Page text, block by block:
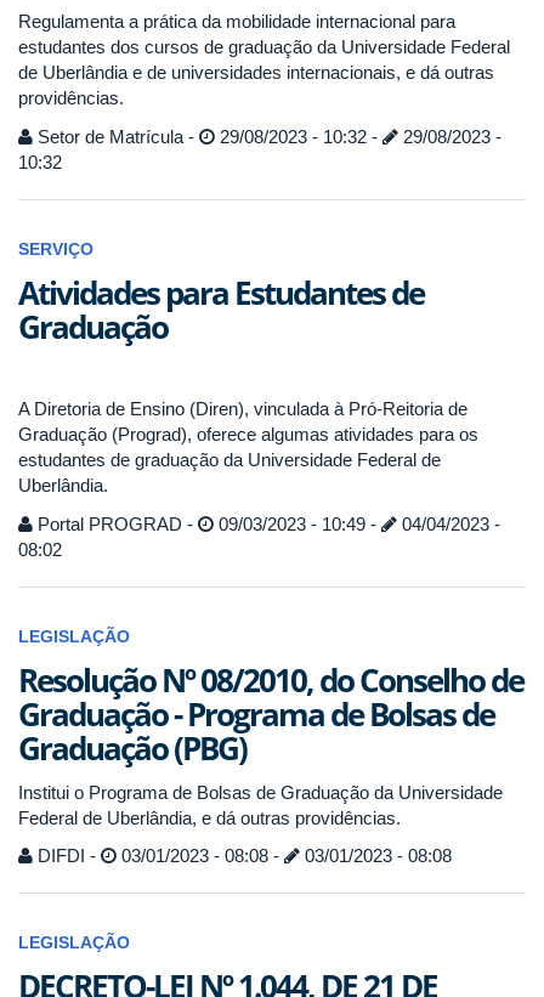
Regulamenta a prática da mobilidade internacional para
estudantes dos cursos de graduação da Universidade Federal
de Uberlândia e de universidades internacionais, e dá outras
providências.
Setor de Matrícula -
29/08/2023 - 10:32 -
29/08/2023 -
10:32
SERVIÇO
Atividades para Estudantes de
Graduação
A Diretoria de Ensino (Diren), vinculada à Pró-Reitoria de
Graduação (Prograd), oferece algumas atividades para os
estudantes de graduação da Universidade Federal de
Uberlândia.
Portal PROGRAD -
09/03/2023 - 10:49 -
04/04/2023 -
08:02
LEGISLAÇÃO
Resolução Nº 08/2010, do Conselho de
Graduação - Programa de Bolsas de
Graduação (PBG)
Institui o Programa de Bolsas de Graduação da Universidade
Federal de Uberlândia, e dá outras providências.
DIFDI -
03/01/2023 - 08:08 - 03/01/2023 - 08:08
LEGISLAÇÃO
DECRETO-LEI Nº 1.044, DE 21 DE